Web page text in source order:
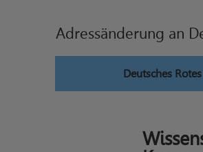
Adressänderung an
Deutsches